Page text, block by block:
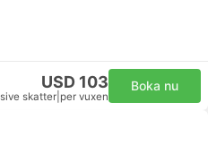
USD 103
skatter per vuxen
Boka nu